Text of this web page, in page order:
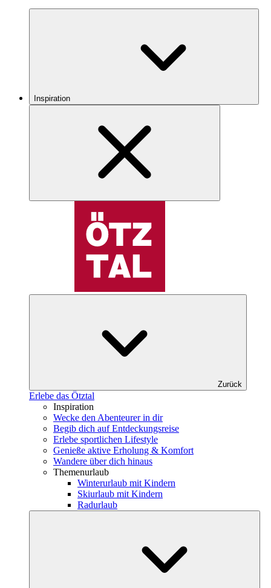
Inspiration
Zurück
Erlebe das Ötztal
Inspiration
Wecke den Abenteurer in dir
Begib dich auf Entdeckungsreise
Erlebe sportlichen Lifestyle
Genieße aktive Erholung & Komfort
Wandere über dich hinaus
Themenurlaub
Winterurlaub mit Kindern
Skiurlaub mit Kindern
Radurlaub